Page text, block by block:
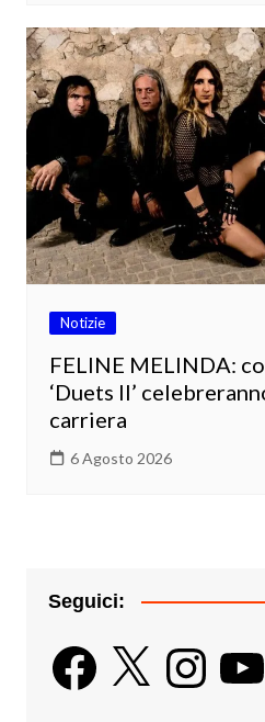
Notizie
FELINE MELINDA:
‘Duets II’
carriera
6 Agosto 2026
Seguici:
Facebook
X Instagram